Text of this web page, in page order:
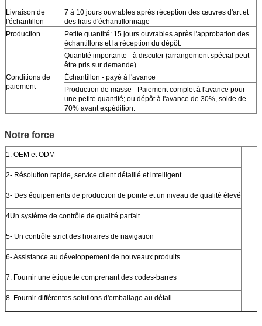
Livraison de
l'échantillon
7 à 10 jours ouvrables après réception des œuvres d'art et
des frais d'échantillonnage
Production
Petite quantité: 15 jours ouvrables après l'approbation des
échantillons et la réception du dépôt.
Quantité importante - à discuter (arrangement spécial peut
être pris sur demande)
Conditions de
paiement
Échantillon - payé à l'avance
Production de masse - Paiement complet à l'avance pour
une petite quantité; ou dépôt à l'avance de 30%, solde de
70% avant expédition.
Notre force
1. OEM et ODM
2- Résolution rapide, service client détaillé et intelligent
3- Des équipements de production de pointe et un niveau de qualité élevé
4Un système de contrôle de qualité parfait
5- Un contrôle strict des horaires de navigation
6- Assistance au développement de nouveaux produits
7. Fournir une étiquette comprenant des codes-barres
8. Fournir différentes solutions d'emballage au détail